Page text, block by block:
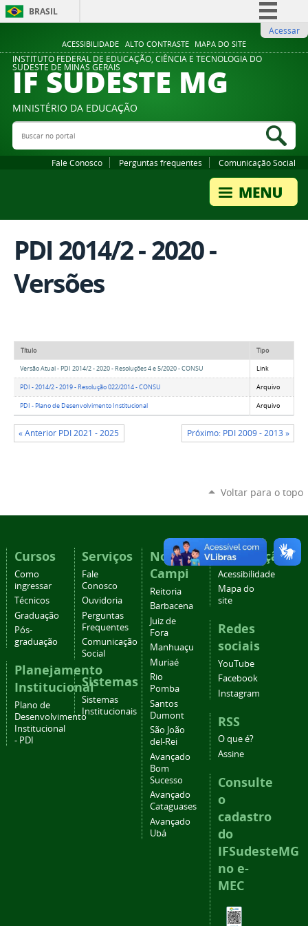
ACESSIBILIDADE ALTO CONTRASTE MAPA DO SITE
BRASIL
Comunica BR
Participe
Legislação
Acessar
INSTITUTO FEDERAL DE EDUCAÇÃO, CIÊNCIA E TECNOLOGIA DO
SUDESTE DE MINAS GERAIS
IF SUDESTE MG
MINISTÉRIO DA EDUCAÇÃO
Buscar no portal
Fale Conosco Perguntas frequentes Comunicação Social
PDI 2014/2 - 2020 -
Versões
Título Tipo
Versão Atual - PDI 2014/2 - 2020 - Resoluções 4 e 5/2020 - CONSU Link
PDI - 2014/2 - 2019 - Resolução 022/2014 - CONSU Arquivo
PDI - Plano de Desenvolvimento Institucional Arquivo
« Anterior PDI 2021 - 2025 Próximo: PDI 2009 - 2013 »
Voltar para o topo
Cursos
Como
ingressar
Técnicos
Graduação
Pós-
graduação
Planejamento
Institucional
Plano de
Desenvolvimento
Institucional
- PDI
Serviços
Fale
Conosco
Ouvidoria
Perguntas
Frequentes
Comunicação
Social
Sistemas
Sistemas
Institucionais
Nossos
Campi
Reitoria
Barbacena
Juiz de
Fora
Manhuaçu
Muriaé
Rio
Pomba
Santos
Dumont
São João
del-Rei
Avançado
Bom
Sucesso
Avançado
Cataguases
Avançado
Ubá
Navegação
Acessibilidade
Mapa do
site
Redes
sociais
YouTube
Facebook
Instagram
RSS
O que é?
Assine
Consulte
o
cadastro
do
IFSudesteMG
no e-
MEC